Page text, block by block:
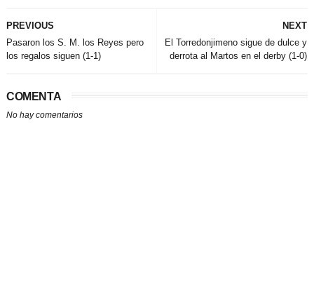
NEXT
El Torredonjimeno sigue de dulce y
derrota al Martos en el derby (1-0)
PREVIOUS
Pasaron los S. M. los Reyes pero
los regalos siguen (1-1)
COMENTA
No hay comentarios